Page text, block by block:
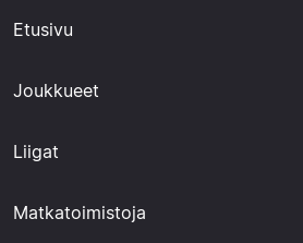
Etusivu
Joukkueet
Liigat
Matkatoimistoja